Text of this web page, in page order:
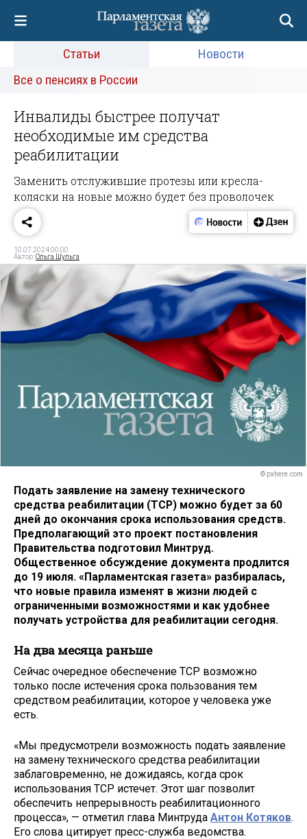
Статьи
Новости
Все о пенсиях в России
Инвалиды быстрее получат
необходимые им средства
реабилитации
Заменить отслужившие протезы или кресла-
коляски на новые можно будет без проволочек
10.07.2024 00:00
Автор:Ольга Шульга
© pxhere.com
Подать заявление на замену технического
средства реабилитации (ТСР) можно будет за 60
дней до окончания срока использования средств.
Предполагающий это проект постановления
Правительства подготовил Минтруд.
Общественное обсуждение документа продлится
до 19 июля. «Парламентская газета» разбиралась,
что новые правила изменят в жизни людей с
ограниченными возможностями и как удобнее
получать устройства для реабилитации сегодня.
На два месяца раньше
Сейчас очередное обеспечение ТСР возможно
только после истечения срока пользования тем
средством реабилитации, которое у человека уже
есть.
«Мы предусмотрели возможность подать заявление
на замену технического средства реабилитации
заблаговременно, не дожидаясь, когда срок
использования ТСР истечет. Этот шаг позволит
обеспечить непрерывность реабилитационного
процесса», — отметил глава Минтруда Антон Котяков.
Его слова цитирует пресс-служба ведомства.